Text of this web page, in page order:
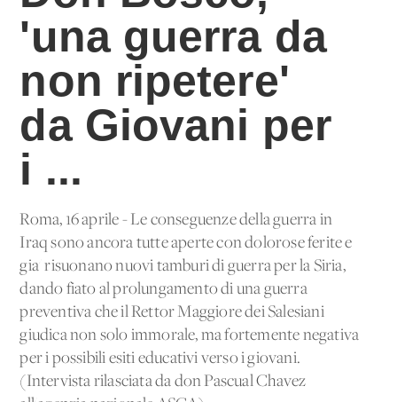
'una guerra da
non ripetere'
da Giovani per
i ...
Roma, 16 aprile - Le conseguenze della guerra in
Iraq sono ancora tutte aperte con dolorose ferite e
gia' risuonano nuovi tamburi di guerra per la Siria,
dando fiato al prolungamento di una guerra
preventiva che il Rettor Maggiore dei Salesiani
giudica non solo immorale, ma fortemente negativa
per i possibili esiti educativi verso i giovani.
(Intervista rilasciata da don Pascual Chavez